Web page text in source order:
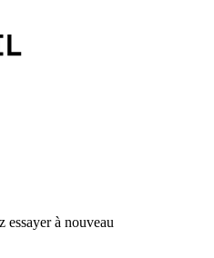
essayer à nouveau